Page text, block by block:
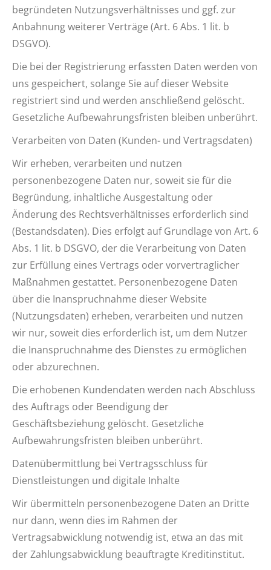
begründeten Nutzungsverhältnisses und ggf. zur
Anbahnung weiterer Verträge (Art. 6 Abs. 1 lit. b
DSGVO).
Die bei der Registrierung erfassten Daten werden von
uns gespeichert, solange Sie auf dieser Website
registriert sind und werden anschließend gelöscht.
Gesetzliche Aufbewahrungsfristen bleiben unberührt.
Verarbeiten von Daten (Kunden- und Vertragsdaten)
Wir erheben, verarbeiten und nutzen
personenbezogene Daten nur, soweit sie für die
Begründung, inhaltliche Ausgestaltung oder
Änderung des Rechtsverhältnisses erforderlich sind
(Bestandsdaten). Dies erfolgt auf Grundlage von Art. 6
Abs. 1 lit. b DSGVO, der die Verarbeitung von Daten
zur Erfüllung eines Vertrags oder vorvertraglicher
Maßnahmen gestattet. Personenbezogene Daten
über die Inanspruchnahme dieser Website
(Nutzungsdaten) erheben, verarbeiten und nutzen
wir nur, soweit dies erforderlich ist, um dem Nutzer
die Inanspruchnahme des Dienstes zu ermöglichen
oder abzurechnen.
Die erhobenen Kundendaten werden nach Abschluss
des Auftrags oder Beendigung der
Geschäftsbeziehung gelöscht. Gesetzliche
Aufbewahrungsfristen bleiben unberührt.
Datenübermittlung bei Vertragsschluss für
Dienstleistungen und digitale Inhalte
Wir übermitteln personenbezogene Daten an Dritte
nur dann, wenn dies im Rahmen der
Vertragsabwicklung notwendig ist, etwa an das mit
der Zahlungsabwicklung beauftragte Kreditinstitut.